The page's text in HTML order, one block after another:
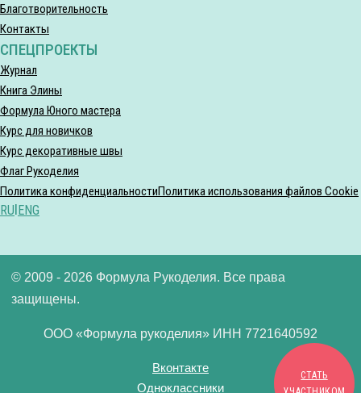
Благотворительность
Контакты
СПЕЦПРОЕКТЫ
Журнал
Книга Элины
Формула Юного мастера
Курс для новичков
Курс декоративные швы
Флаг Рукоделия
СТАТЬ
Политика конфиденциальностиПолитика использования файлов Cookie
RU ENG
© 2009 - 2026 Формула Рукоделия. Все права
защищены.
ООО «Формула рукоделия» ИНН 7721640592
Вконтакте
Одноклассники